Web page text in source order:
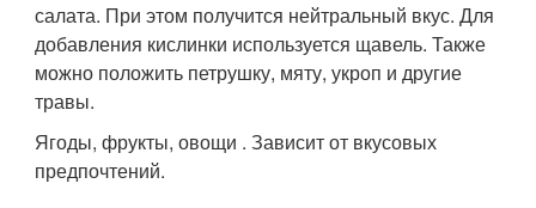
салата. При этом получится нейтральный вкус. Для
добавления кислинки используется щавель. Также
можно положить петрушку, мяту, укроп и другие
травы.
Ягоды, фрукты, овощи . Зависит от вкусовых
предпочтений.